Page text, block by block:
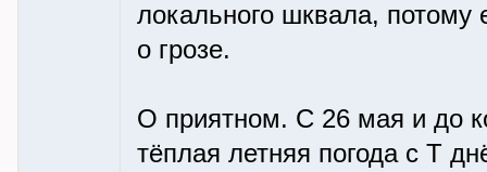
локального шквала, потому
о грозе.
О приятном. С 26 мая и до
тёплая летняя погода c Т